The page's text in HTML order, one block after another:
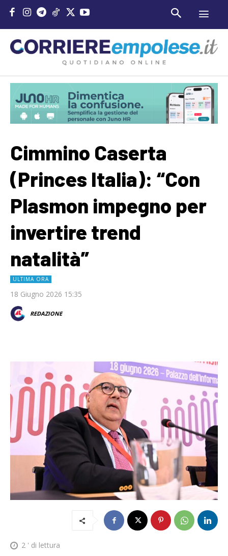
Cimmino Caserta
(Princes Italia): “Con
Plasmon impegno per
invertire trend
natalità”
ULTIMA ORA
18 Giugno 2026 15:35
REDAZIONE
2 ' di lettura